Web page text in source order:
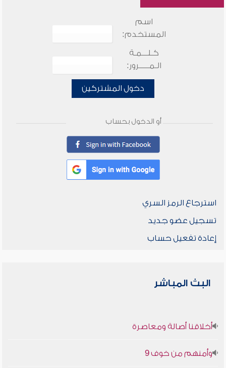
اسم
المستخدم:
كـلـــمـة
الـمـــــرور:
دخول المشتركين
أو الدخول بحساب
استرجاع الرمز السري
تسجيل عضو جديد
إعادة تفعيل حساب
البث المباشر
أخلاقنا أصالة ومعاصرة
وأمنهم من خوف 9